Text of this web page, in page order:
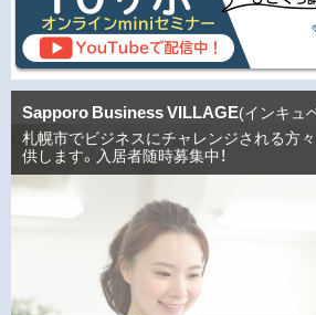
Sapporo Business VILLAGE(インキュ
札幌市でビジネスにチャレンジされる方
供します。入居者随時募集中！